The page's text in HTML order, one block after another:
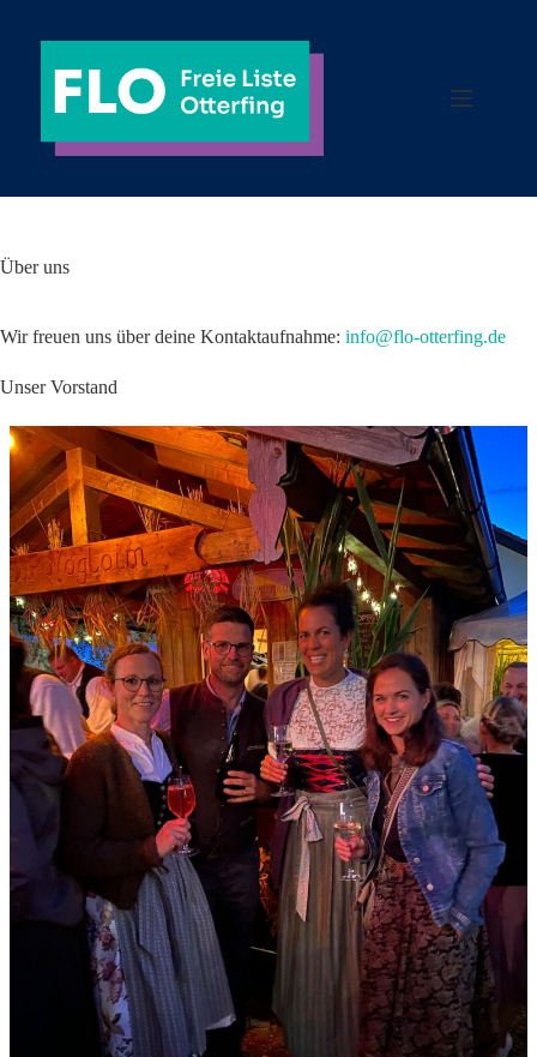
Über uns
Wir freuen uns über deine Kontaktaufnahme: info@flo-otterfing.de
Unser Vorstand